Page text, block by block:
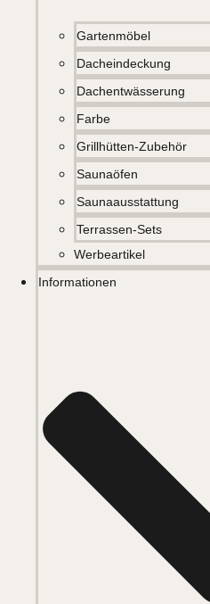
Gartenmöbel
Dacheindeckung
Dachentwässerung
Farbe
Grillhütten-Zubehör
Saunaöfen
Saunaausstattung
Terrassen-Sets
Werbeartikel
Informationen